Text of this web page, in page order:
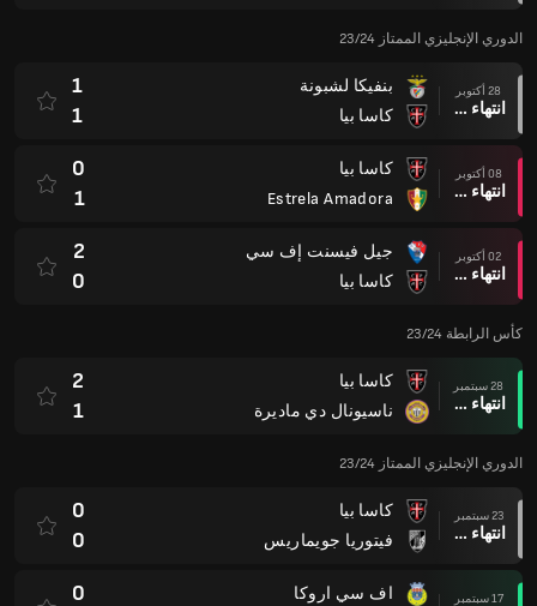
الدوري الإنجليزي الممتاز 23/24
28 أكتوبر
انتهاء وقت المباراة
بنفيكا لشبونة
كاسا بيا
1
1
08 أكتوبر
انتهاء وقت المباراة
كاسا بيا
Estrela Amadora
0
1
02 أكتوبر
انتهاء وقت المباراة
جيل فيسنت إف سي
كاسا بيا
2
0
كأس الرابطة 23/24
28 سبتمبر
انتهاء وقت المباراة
كاسا بيا
ناسيونال دي ماديرة
2
1
الدوري الإنجليزي الممتاز 23/24
23 سبتمبر
انتهاء وقت المباراة
كاسا بيا
فيتوريا جويماريس
0
0
17 سبتمبر اف سي اروكا 0